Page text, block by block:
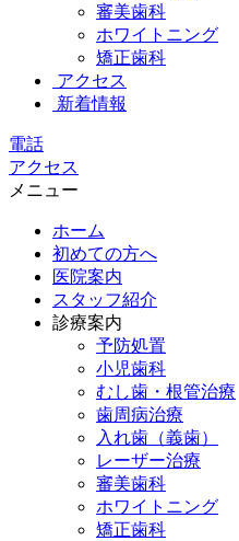
審美歯科
ホワイトニング
矯正歯科
アクセス
新着情報
電話
アクセス
メニュー
ホーム
初めての方へ
医院案内
スタッフ紹介
診療案内
予防処置
小児歯科
むし歯・根管治療
歯周病治療
入れ歯（義歯）
レーザー治療
審美歯科
ホワイトニング
矯正歯科